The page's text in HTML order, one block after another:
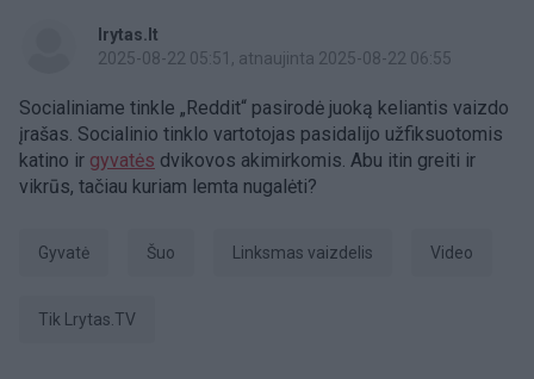
lrytas.lt
2025-08-22 05:51 , atnaujinta 2025-08-22 06:55
Socialiniame tinkle „Reddit“ pasirodė juoką keliantis vaizdo
įrašas. Socialinio tinklo vartotojas pasidalijo užfiksuotomis
katino ir gyvatės dvikovos akimirkomis. Abu itin greiti ir
vikrūs, tačiau kuriam lemta nugalėti?
gyvatė Šuo linksmas vaizdelis Video
tik Lrytas.TV